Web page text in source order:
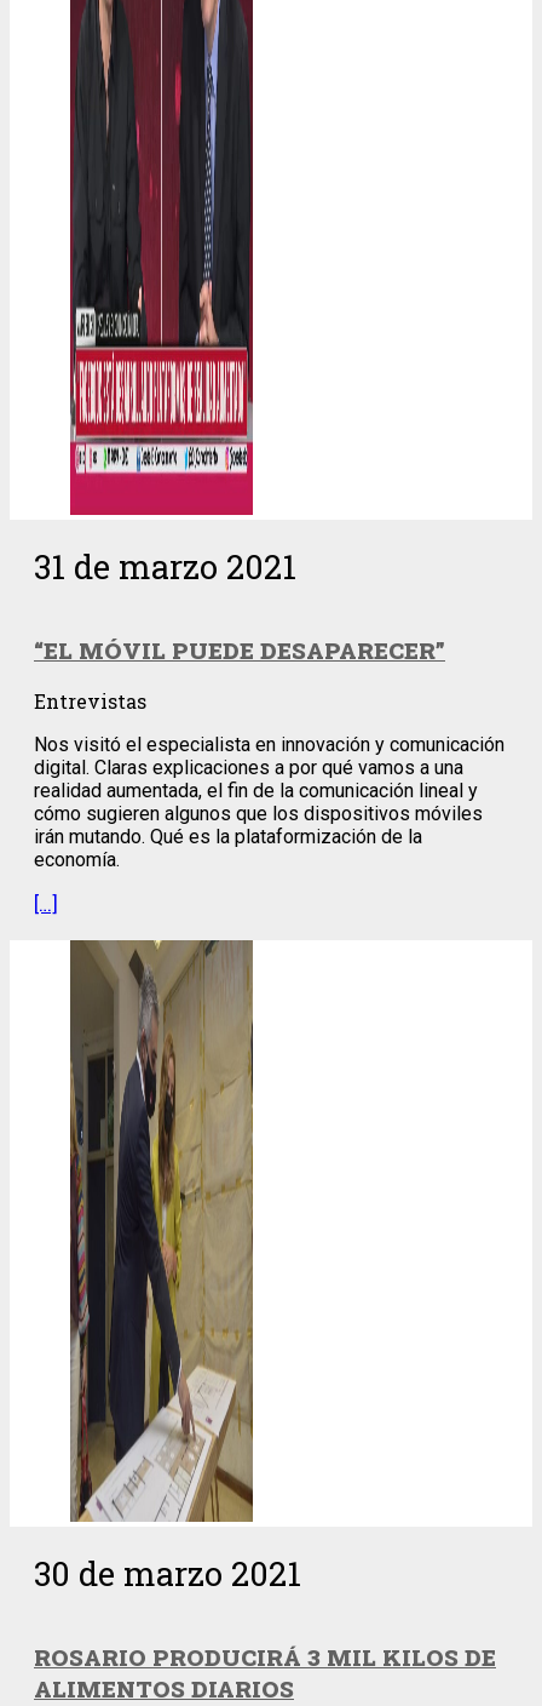
31 de marzo 2021
“EL MÓVIL PUEDE DESAPARECER”
Entrevistas
Nos visitó el especialista en innovación y comunicación
digital. Claras explicaciones a por qué vamos a una
realidad aumentada, el fin de la comunicación lineal y
cómo sugieren algunos que los dispositivos móviles
irán mutando. Qué es la plataformización de la
economía.
[…]
30 de marzo 2021
ROSARIO PRODUCIRÁ 3 MIL KILOS DE
ALIMENTOS DIARIOS